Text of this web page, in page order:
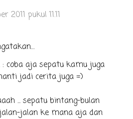
2011 pukul 11.11
: coba aja sepatu kamu juga
jadi cerita juga =)
... sepatu bintang-bulan
jalan ke mana aja dan